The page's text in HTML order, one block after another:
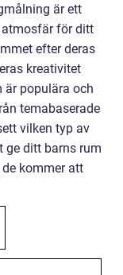
är ett
för ditt
efter deras
kreativitet
populära och
temabaserade
vilken typ av
ge ditt barns rum
kommer att